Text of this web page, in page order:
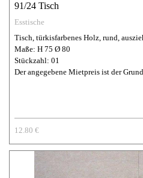
91/24 Tisch
Esstische
Tisch, türkisfarbenes Holz, rund,
Maße: H 75 Ø 80
Stückzahl: 01
Der angegebene Mietpreis ist der
12.80 €